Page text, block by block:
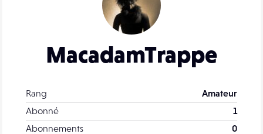
MacadamTrappe
Rang
Amateur
Abonné
1
Abonnements
0